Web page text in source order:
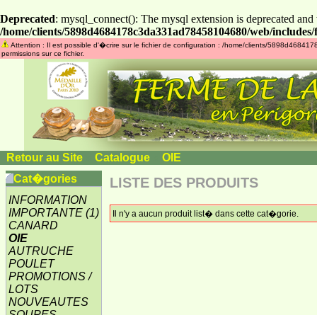
Deprecated: mysql_connect(): The mysql extension is deprecated
/home/clients/5898d4684178c3da331ad78458104680/web/
Attention : Il est possible d'�crire sur le fichier de configuration : /home/clients/
permissions sur ce fichier.
Retour au Site Catalogue
OIE
Cat�gories
INFORMATION
IMPORTANTE (1)
CANARD
OIE
AUTRUCHE
POULET
PROMOTIONS /
LOTS
NOUVEAUTES
LISTE DES PRODUITS
Il n'y a aucun produit list� dans cette cat�gorie.